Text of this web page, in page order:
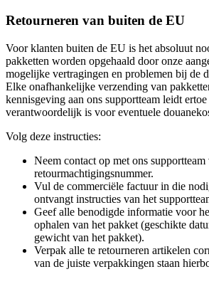
Retourneren van buiten de EU
Voor klanten buiten de EU is het absoluut
pakketten worden opgehaald door onze
mogelijke vertragingen en problemen bij de
Elke onafhankelijke verzending van
kennisgeving aan ons supportteam leidt
verantwoordelijk is voor eventuele
Volg deze instructies:
Neem contact op met ons supportteam
retourmachtigingsnummer.
Vul de commerciële factuur in die
ontvangt instructies van het
Geef alle benodigde informatie voor
ophalen van het pakket (geschikte
gewicht van het pakket).
Verpak alle te retourneren artikelen
van de juiste verpakkingen staan